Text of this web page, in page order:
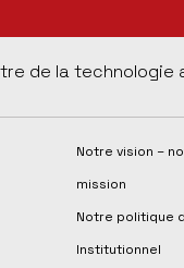
de la technologie
Notre vision –
mission
Notre politique
Institutionnel